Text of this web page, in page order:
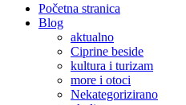
Početna stranica
Blog
aktualno
Ciprine beside
kultura i turizam
more i otoci
Nekategorizirano